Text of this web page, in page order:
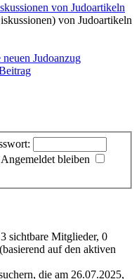
von Judoartikeln
von Judoartikeln
neuen Judoanzug
Angemeldet bleiben
sichtbare Mitglieder, 0
auf den aktiven
die am 26.07.2025,